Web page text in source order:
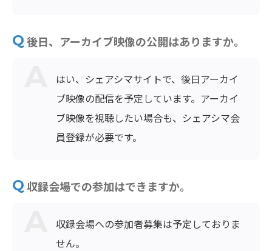
後日、アーカイブ映像の公開はありますか。
はい、シェアシマサイトで、後日アーカイ
ブ映像の配信を予定しています。アーカイ
ブ映像を視聴したい場合も、シェアシマ会
員登録が必要です。
収録会場での参加はできますか。
収録会場への参加者募集は予定しておりま
せん。